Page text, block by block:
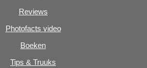
Reviews
Photofacts video
Boeken
Tips & Truuks